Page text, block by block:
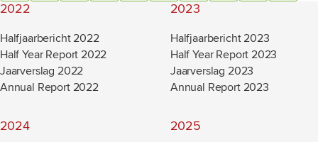
2022
Halfjaarbericht 2022
Half Year Report 2022
Jaarverslag 2022
Annual Report 2022
2023
Halfjaarbericht 2023
Half Year Report 2023
Jaarverslag 2023
Annual Report 2023
2024 2025